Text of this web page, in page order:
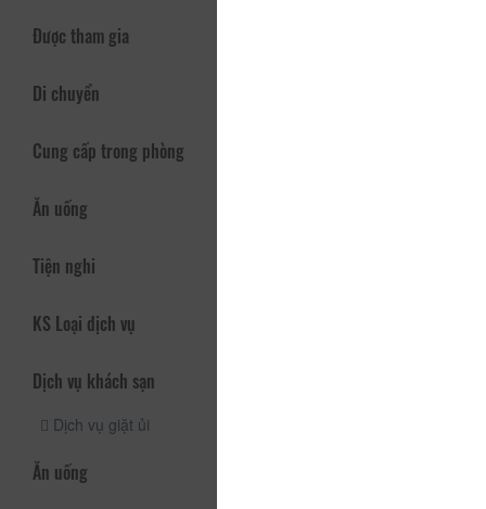
Được tham gia
Di chuyển
Cung cấp trong phòng
Ăn uống
Tiện nghi
KS Loại dịch vụ
Dịch vụ khách sạn
Dịch vụ giặt ủi
Ăn uống